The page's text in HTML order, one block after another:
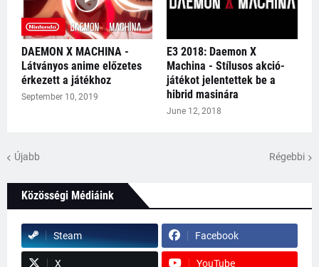
DAEMON X MACHINA -
Látványos anime előzetes
érkezett a játékhoz
September 10, 2019
E3 2018: Daemon X
Machina - Stílusos akció-
játékot jelentettek be a
hibrid masinára
June 12, 2018
Újabb Régebbi
Közösségi Médiáink
Steam Facebook
X YouTube